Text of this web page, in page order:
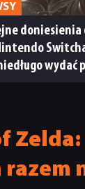
doniesienia
wydać